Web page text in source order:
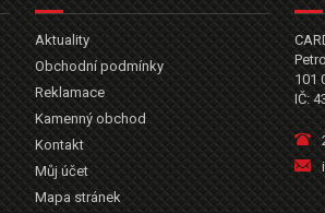
Aktuality
Obchodní podmínky
Reklamace
Kamenný obchod
Kontakt
Můj účet
Mapa stránek
101
IČ: